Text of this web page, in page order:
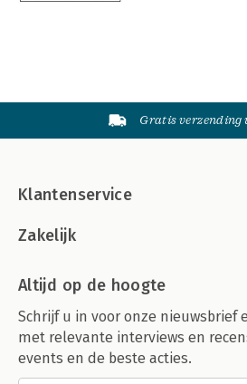
Gratis verzending
Klantenservice
Zakelijk
Altijd op de hoogte
Schrijf u in voor onze nieuwsbrief
met relevante interviews en
events en de beste acties.